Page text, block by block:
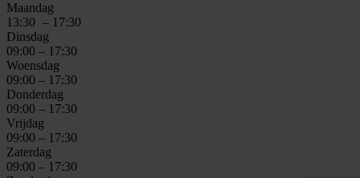
Maandag
13:30 – 17:30
Dinsdag
09:00 – 17:30
Woensdag
09:00 – 17:30
Donderdag
09:00 – 17:30
Vrijdag
09:00 – 17:30
Zaterdag
09:00 – 17:30